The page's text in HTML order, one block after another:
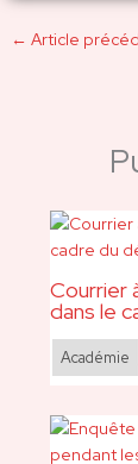
← Article
Courrier
dans le
Académie